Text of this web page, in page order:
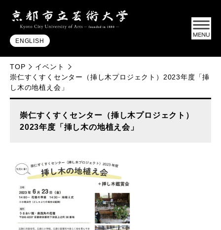
ENGLISH
TOP
イベント
崇仁すくすくセンター（挿し木プロジェクト）2023年度「挿
し木の地植え会」
崇仁すくすくセンター（挿し木プロジェクト）
2023年度「挿し木の地植え会」